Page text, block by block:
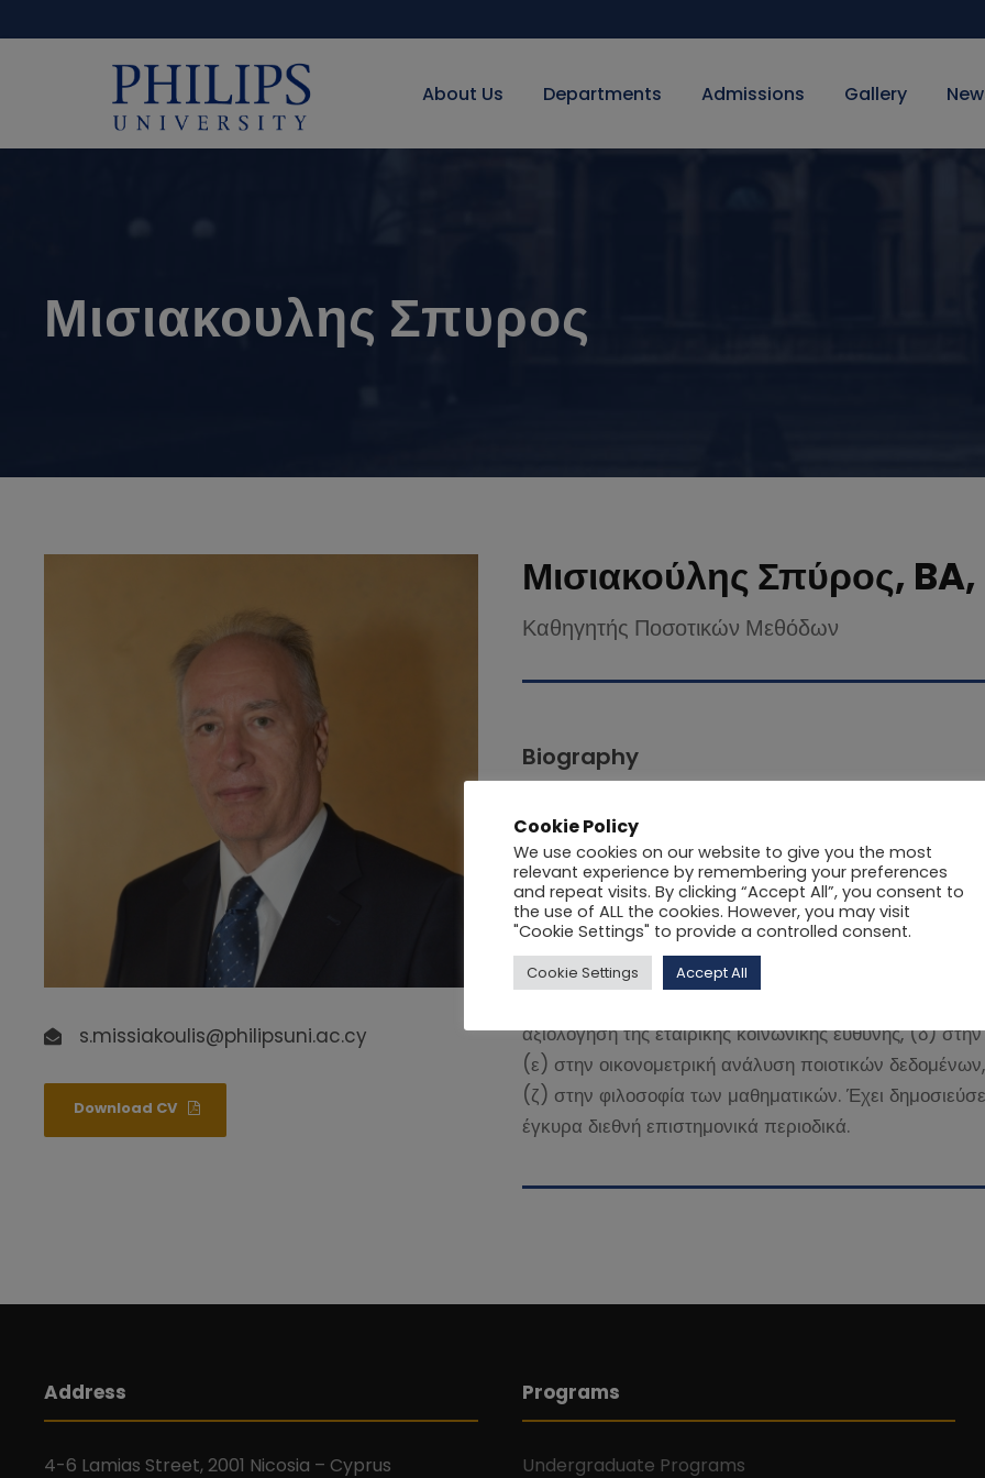
About Us Departments Admissions Gallery
Μισιακουλης Σπυρος
s.missiakoulis@philipsuni.ac.cy
Download CV
Μισιακούλης Σπύρος,
Καθηγητής Ποσοτικών Μεθόδων
Biography
Σπούδασε οικονομικά (Οικονομετρία) στην Ελλάδα
(Οικονομικά), κατέχει δίπλωμα (Οικονομική και
Επιστήμες), και διδακτορικό (Χρηματοοικονομική και
το 1979, είναι πολύπλευρη ως προς τους τομείς
κλάδους της Ανωτάτης Εκπαίδευσης, των
Τουρισμού, και των Φαρμάκων. Η επιστημονική
(α) στην ανίχνευση χρηματοοικονομικής απάτης, (β)
αξιολόγηση της εταιρικής κοινωνικής ευθύνης, (δ)
(ε) στην οικονομετρική ανάλυση ποιοτικών
(ζ) στην φιλοσοφία των μαθηματικών. Έχει
έγκυρα διεθνή επιστημονικά περιοδικά.
Address
4-6 Lamias Street, 2001 Nicosia – Cyprus
Programs
Undergraduate Programs
Cookie Policy
We use cookies on our website to give you the most
relevant experience by remembering your preferences
and repeat visits. By clicking “Accept All”, you consent to
the use of ALL the cookies. However, you may visit
"Cookie Settings" to provide a controlled consent.
Cookie Settings Accept All